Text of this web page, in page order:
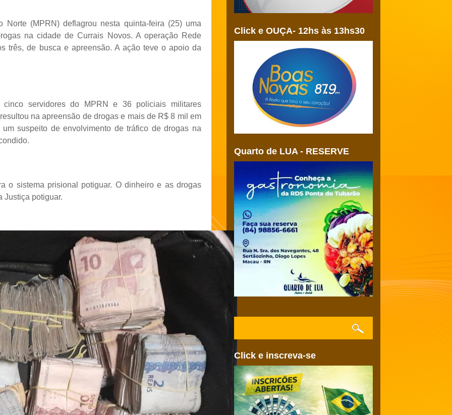
(MPRN) deflagrou nesta quinta-feira (25) uma
na cidade de Currais Novos. A operação Rede
três, de busca e apreensão. A ação teve o apoio da
servidores do MPRN e 36 policiais militares
na apreensão de drogas e mais de R$ 8 mil em
suspeito de envolvimento de tráfico de drogas na
o sistema prisional potiguar. O dinheiro e as drogas
Justiça potiguar.
Click e OUÇA- 12hs às 13hs30
Quarto de LUA - RESERVE
Click e inscreva-se